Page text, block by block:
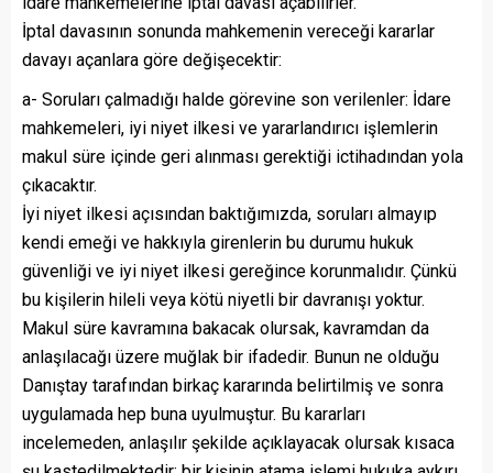
İptal davasının sonunda mahkemenin vereceği kararlar
davayı açanlara göre değişecektir:
a- Soruları çalmadığı halde görevine son verilenler: İdare
mahkemeleri, iyi niyet ilkesi ve yararlandırıcı işlemlerin
makul süre içinde geri alınması gerektiği ictihadından yola
çıkacaktır.
İyi niyet ilkesi açısından baktığımızda, soruları almayıp
kendi emeği ve hakkıyla girenlerin bu durumu hukuk
güvenliği ve iyi niyet ilkesi gereğince korunmalıdır. Çünkü
bu kişilerin hileli veya kötü niyetli bir davranışı yoktur.
Makul süre kavramına bakacak olursak, kavramdan da
anlaşılacağı üzere muğlak bir ifadedir. Bunun ne olduğu
Danıştay tarafından birkaç kararında belirtilmiş ve sonra
uygulamada hep buna uyulmuştur. Bu kararları
incelemeden, anlaşılır şekilde açıklayacak olursak kısaca